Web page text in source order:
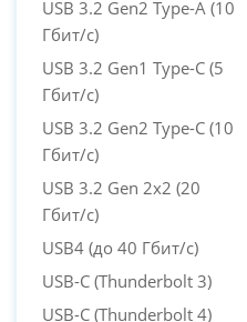
USB 3.2 Gen2 Type-A (10
Гбит/с)
USB 3.2 Gen1 Type-C (5
Гбит/с)
USB 3.2 Gen2 Type-C (10
Гбит/с)
USB 3.2 Gen 2x2 (20
Гбит/с)
USB4 (до 40 Гбит/с)
USB-C (Thunderbolt 3)
USB-C (Thunderbolt 4)